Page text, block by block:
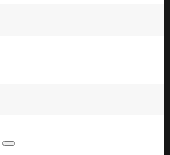
Suchen